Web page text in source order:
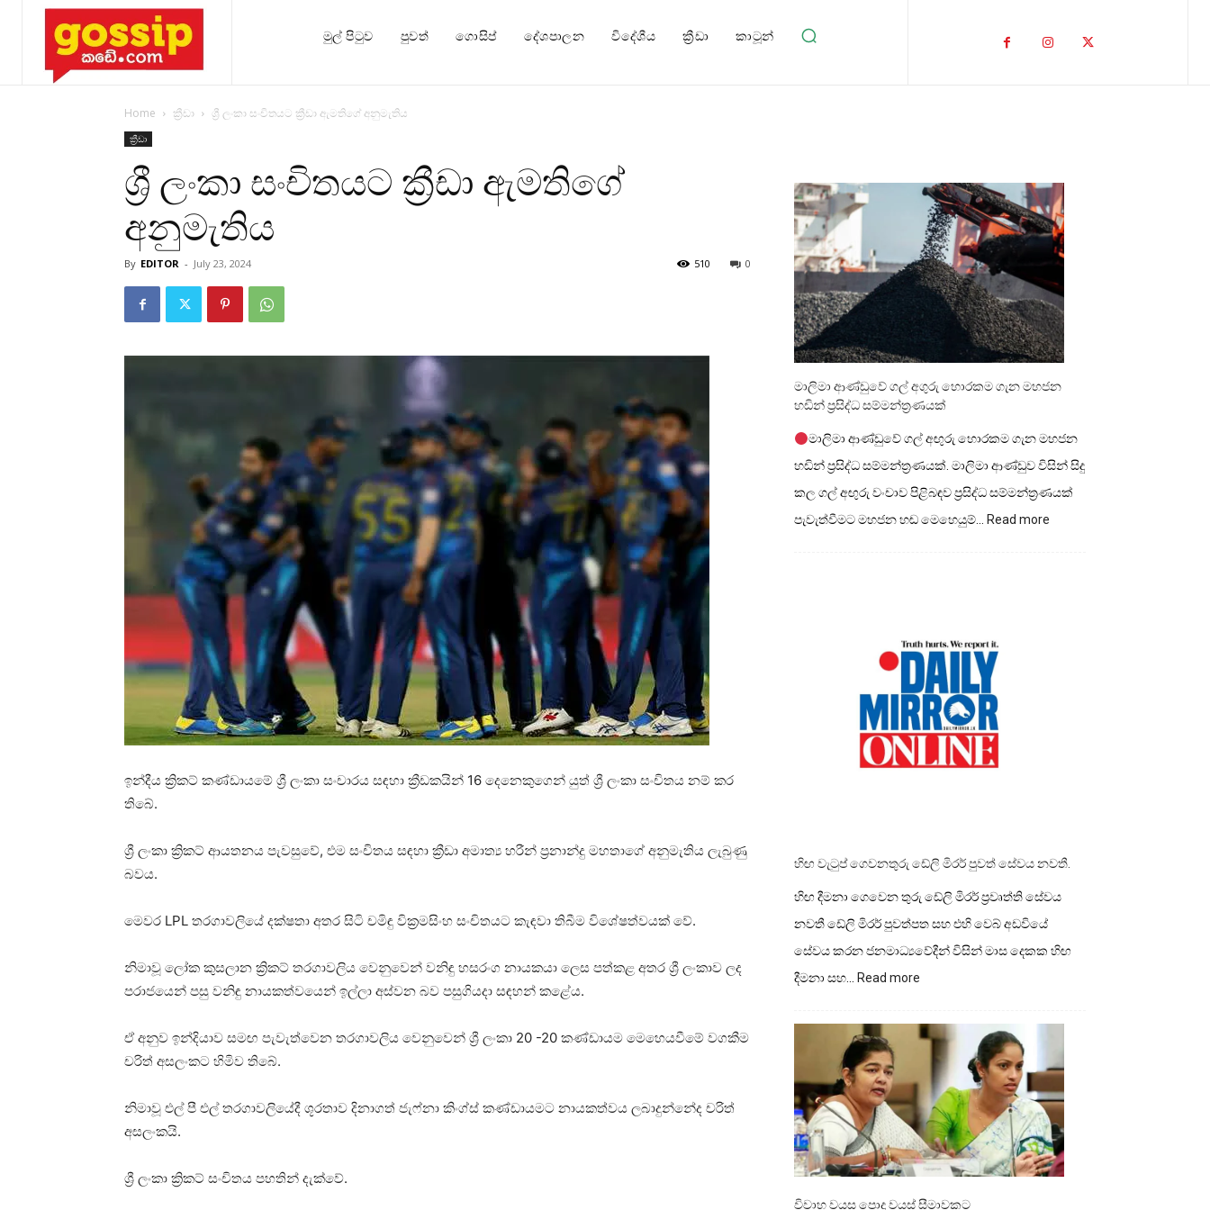
මුල් පිටුව පුවත් ගොසිප් දේශපාලන විදේශීය ක්‍රීඩා කාටූන්
Home ක්‍රීඩා ශ්‍රී ලංකා සංචිතයට ක්‍රීඩා ඇමතිගේ අනුමැතිය
ක්‍රීඩා
ශ්‍රී ලංකා සංචිතයට ක්‍රීඩා ඇමතිගේ
අනුමැතිය
By EDITOR - July 23, 2024 0
510
ඉන්දීය ක්‍රිකට් කණ්ඩායමේ ශ්‍රී ලංකා සංචාරය සඳහා ක්‍රීඩකයින් 16 දෙනෙකුගෙන් යුත් ශ්‍රී ලංකා සංචිතය නම් කර
තිබේ.
ශ්‍රී ලංකා ක්‍රිකට් ආයතනය පැවසුවේ, එම සංචිතය සඳහා ක්‍රීඩා අමාත්‍ය හරීන් ප්‍රනාන්දු මහතාගේ අනුමැතිය ලැබුණු
බවය.
මෙවර LPL තරගාවලියේ දක්ෂතා අතර සිටි චමිඳු වික්‍රමසිංහ සංචිතයට කැඳවා තිබීම විශේෂත්වයක් වේ.
නිමාවූ ලෝක කුසලාන ක්‍රිකට් තරගාවලිය වෙනුවෙන් වනිඳු හසරංග නායකයා ලෙස පත්කළ අතර ශ්‍රී ලංකාව ලද
පරාජයෙන් පසු වනිඳු නායකත්වයෙන් ඉල්ලා අස්වන බව පසුගියදා සඳහන් කළේය.
ඒ අනුව ඉන්දියාව සමඟ පැවැත්වෙන තරගාවලිය වෙනුවෙන් ශ්‍රී ලංකා 20 -20 කණ්ඩායම මෙහෙයවීමේ වගකීම
චරිත් අසලංකට හිමිව තිබේ.
නිමාවූ එල් පී එල් තරගාවලියේදී ශූරතාව දිනාගත් ජැෆ්නා කිංග්ස් කණ්ඩායමට නායකත්වය ලබාදුන්නේද චරිත්
අසලංකයි.
ශ්‍රී ලංකා ක්‍රිකට් සංචිතය පහතින් දැක්වේ.
මාලිමා ආණ්ඩුවේ ගල් අගුරු හොරකම ගැන මහජන
හඩින් ප්‍රසිද්ධ සම්මන්ත්‍රණයක්
මාලිමා ආණ්ඩුවේ ගල් අඟුරු හොරකම ගැන මහජන
හඩින් ප්‍රසිද්ධ සම්මන්ත්‍රණයක්. මාලිමා ආණ්ඩුව විසින් සිදු
කල ගල් අඟුරු වංචාව පිළිබඳව ප්‍රසිද්ධ සම්මන්ත්‍රණයක්
පැවැත්වීමට මහජන හඬ මෙහෙයුම්… Read more
හිඟ වැටුප් ගෙවනතුරු ඩේලි මිරර් පුවත් සේවය නවතී.
හිඟ දීමනා ගෙවෙන තුරු ඩේලි මිරර් ප්‍රවෘත්ති සේවය
නවතී ඩේලි මිරර් පුවත්පත සහ එහි වෙබ් අඩවියේ
සේවය කරන ජනමාධ්‍යවේදීන් විසින් මාස දෙකක හිඟ
දීමනා සහ… Read more
ගෙවනතුරු
ඩේලි
මිරර්
පුවත්
සේවය
නවතී.
විවාහ වයස පොදු වයස් සීමාවකට